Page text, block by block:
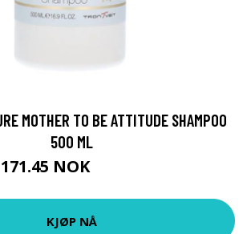
MOTHER TO BE ATTITUDE SHAMPOO
500 ML
171.45 NOK
KJØP NÅ